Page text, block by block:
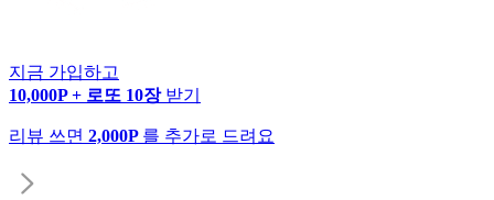
지금 가입하고
10,000P + 로또 10장 받기
리뷰 쓰면 2,000P 를 추가로 드려요